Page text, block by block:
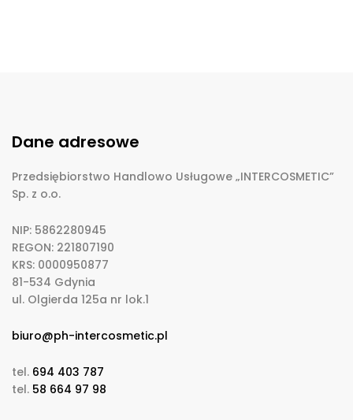
Dane adresowe
Przedsiębiorstwo Handlowo Usługowe „INTERCOSMETIC”
Sp. z o.o.
NIP: 5862280945
REGON: 221807190
KRS: 0000950877
81-534 Gdynia
ul. Olgierda 125a nr lok.1
biuro@ph-intercosmetic.pl
tel. 694 403 787
tel. 58 664 97 98